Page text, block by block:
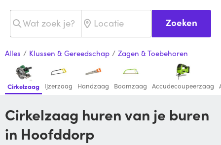
Zoeken
Alles / Klussen & Gereedschap / Zagen & Toebehoren
Cirkelzaag Ijzerzaag Handzaag Boomzaag Accudecoupeerzaag
Cirkelzaag huren van je buren
in Hoofddorp